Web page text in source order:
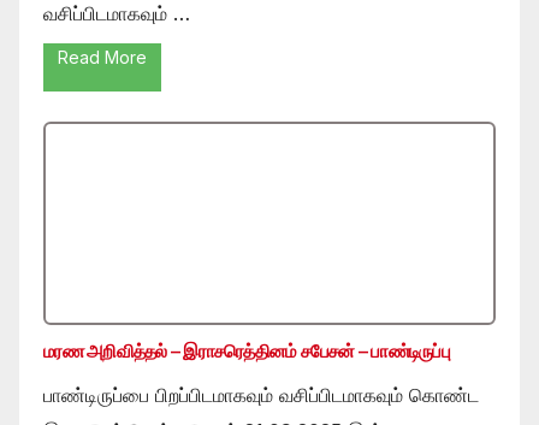
வசிப்பிடமாகவும் …
Read More
மரண அறிவித்தல் – இராசரெத்தினம் சபேசன் – பாண்டிருப்பு
பாண்டிருப்பை பிறப்பிடமாகவும் வசிப்பிடமாகவும் கொண்ட